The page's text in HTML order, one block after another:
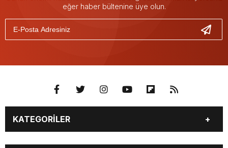
eğer haber bültenine üye olun.
KATEGORİLER
GÜNDEM DÜNYA